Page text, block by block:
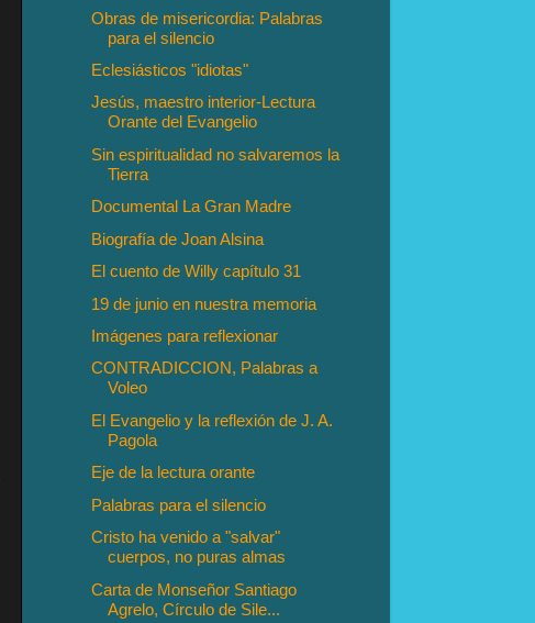
Obras de misericordia: Palabras
para el silencio
Eclesiásticos "idiotas"
Jesús, maestro interior-Lectura
Orante del Evangelio
Sin espiritualidad no salvaremos la
Tierra
Documental La Gran Madre
Biografía de Joan Alsina
El cuento de Willy capítulo 31
19 de junio en nuestra memoria
Imágenes para reflexionar
CONTRADICCION, Palabras a
Voleo
El Evangelio y la reflexión de J. A.
Pagola
Eje de la lectura orante
Palabras para el silencio
Cristo ha venido a "salvar"
cuerpos, no puras almas
Carta de Monseñor Santiago
Agrelo, Círculo de Sile...